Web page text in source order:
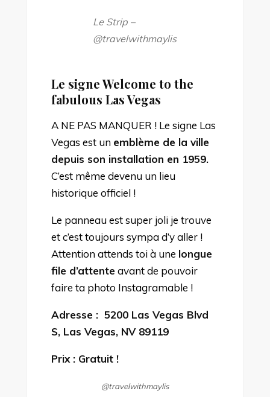
Le Strip –
@travelwithmaylis
Le signe Welcome to the
fabulous Las Vegas
A NE PAS MANQUER ! Le signe Las
Vegas est un emblème de la ville
depuis son installation en 1959.
C’est même devenu un lieu
historique officiel !
Le panneau est super joli je trouve
et c’est toujours sympa d’y aller !
Attention attends toi à une longue
file d’attenteavant de pouvoir
faire ta photo Instagramable !
Adresse : 5200 Las Vegas Blvd
S, Las Vegas, NV 89119
Prix : Gratuit !
@travelwithmaylis